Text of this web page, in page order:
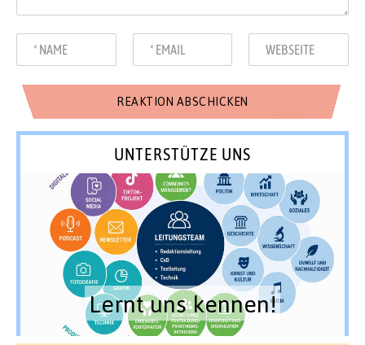
UNTERSTÜTZE UNS
Lernt uns kennen!